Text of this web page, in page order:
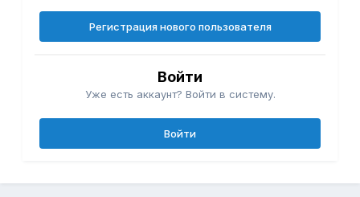
Регистрация нового пользователя
Войти
Уже есть аккаунт? Войти в систему.
Войти